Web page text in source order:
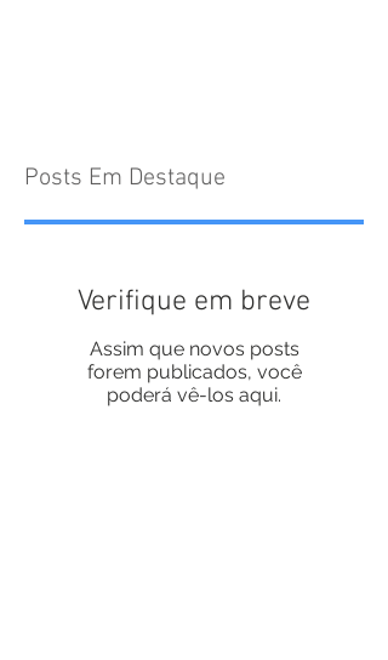
Posts Em Destaque
Verifique em breve
Assim que novos posts
forem publicados, você
poderá vê-los aqui.